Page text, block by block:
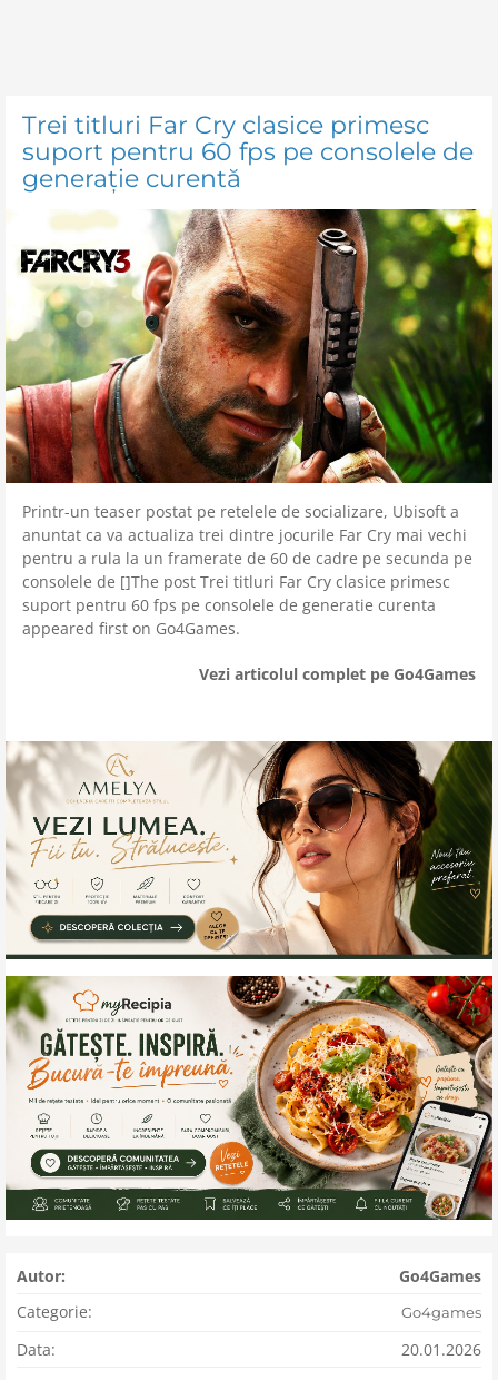
Trei titluri Far Cry clasice primesc
suport pentru 60 fps pe consolele de
generație curentă
Printr-un teaser postat pe retelele de socializare, Ubisoft a
anuntat ca va actualiza trei dintre jocurile Far Cry mai vechi
pentru a rula la un framerate de 60 de cadre pe secunda pe
consolele de []The post Trei titluri Far Cry clasice primesc
suport pentru 60 fps pe consolele de generatie curenta
appeared first on Go4Games.
Vezi articolul complet pe Go4Games
Autor:
Go4Games
Categorie:
Go4games
Data:
20.01.2026